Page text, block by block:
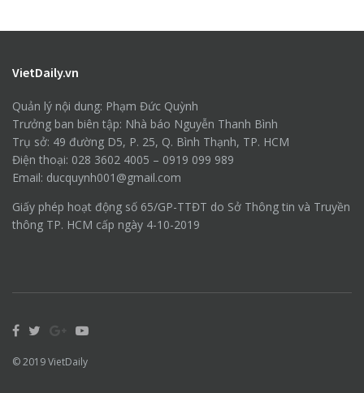
VietDaily.vn
Quản lý nội dung: Phạm Đức Quỳnh
Trưởng ban biên tập: Nhà báo Nguyễn Thanh Bình
Trụ sở: 49 đường D5, P. 25, Q. Bình Thạnh, TP. HCM
Điện thoại: 028 3602 4005 – 0919 099 989
Email: ducquynh001@gmail.com
Giấy phép hoạt động số 65/GP-TTĐT do Sở Thông tin và Truyền
thông TP. HCM cấp ngày 4-10-2019
© 2019VietDaily